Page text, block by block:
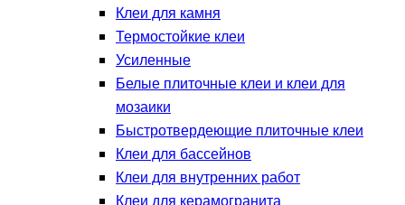
Клеи для камня
Термостойкие клеи
Усиленные
Белые плиточные клеи и клеи для
мозаики
Быстротвердеющие плиточные клеи
Клеи для бассейнов
Клеи для внутренних работ